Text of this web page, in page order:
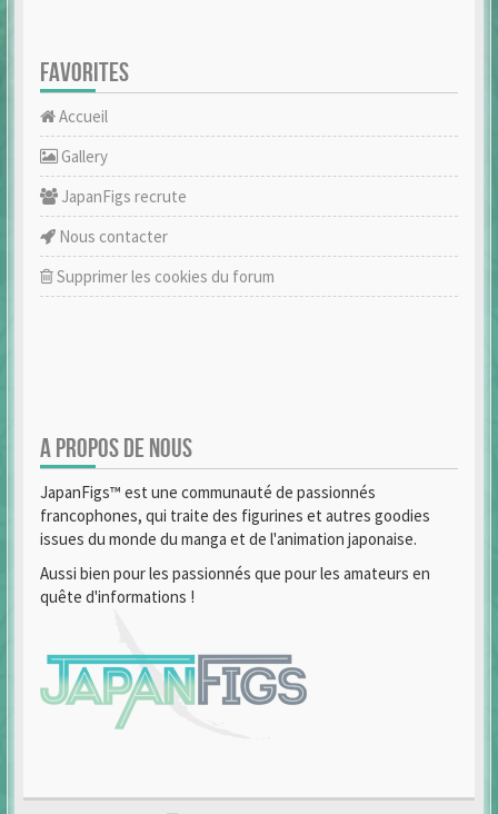
FAVORITES
Accueil
Gallery
JapanFigs recrute
Nous contacter
Supprimer les cookies du forum
A PROPOS DE NOUS
JapanFigs™ est une communauté de passionnés
francophones, qui traite des figurines et autres goodies
issues du monde du manga et de l'animation japonaise.
Aussi bien pour les passionnés que pour les amateurs en
quête d'informations !